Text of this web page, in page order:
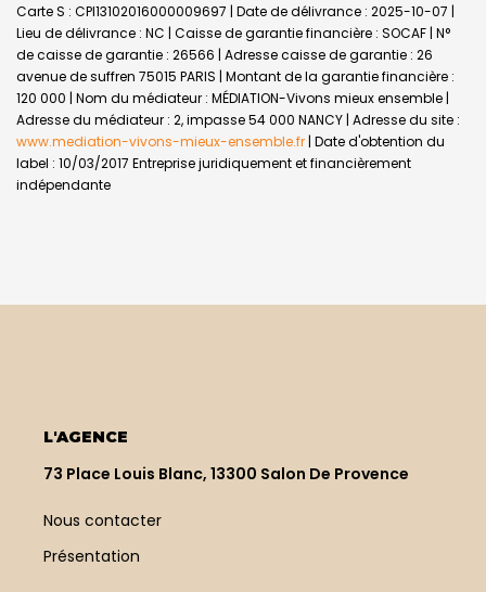
Carte S : CPI13102016000009697 | Date de délivrance : 2025-10-07 |
Lieu de délivrance : NC | Caisse de garantie financière : SOCAF | N°
de caisse de garantie : 26566 | Adresse caisse de garantie : 26
avenue de suffren 75015 PARIS | Montant de la garantie financière :
120 000 | Nom du médiateur : MÉDIATION-Vivons mieux ensemble |
Adresse du médiateur : 2, impasse 54 000 NANCY | Adresse du site :
www.mediation-vivons-mieux-ensemble.fr | Date d'obtention du
label : 10/03/2017 Entreprise juridiquement et financièrement
indépendante
L'AGENCE
73 Place Louis Blanc, 13300 Salon De Provence
Nous contacter
Présentation